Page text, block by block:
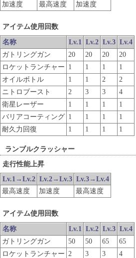
加速度
最高速度 加速度
アイテム使用回数
名称 Lv.1 Lv.2 Lv.3 Lv.4
ガトリングガン
20 20 20
20
ロケットランチャー 1 1 1
1
オイルボトル
1 1 2
2
ニトロブースト
2 3 3
4
衛星レーザー
1 1 1
1
バリアコーティング 1 1 1
1
耐久力回復
1 1 1 1
ランブルクラッシャー
走行性能上昇
Lv.1→Lv.2 Lv.2→Lv.3 Lv.3→Lv.4
最高速度
加速度 最高速度
アイテム使用回数
名称 Lv.1 Lv.2 Lv.3 Lv.4
ガトリングガン
50 50 65
65
ロケットランチャー 2 3 3
4